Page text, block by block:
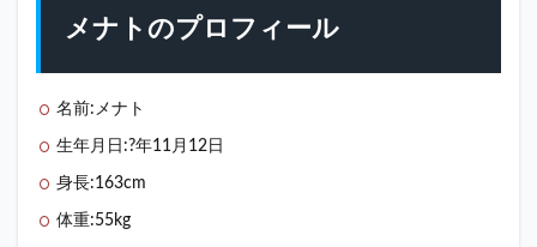
フィ
ール
2
スト
トフ
ター
メナ
ト技
メナトのプロフィール
名前:メナト
生年月日:?年11月12日
身長:163cm
体重:55kg